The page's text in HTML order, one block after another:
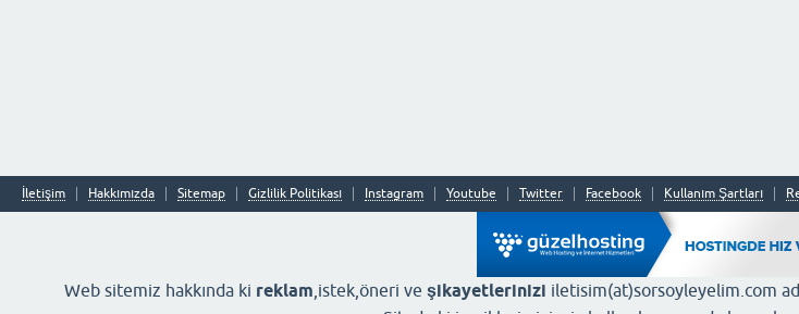
İletişim Hakkımızda Sitemap Gizlilik Politikası Instagram Youtube Twitter Facebook Kullanım Şartları
Web sitemiz hakkında ki reklam ,istek,öneri ve şikayetlerinizi iletisim(at)sorsoyleyelim.com